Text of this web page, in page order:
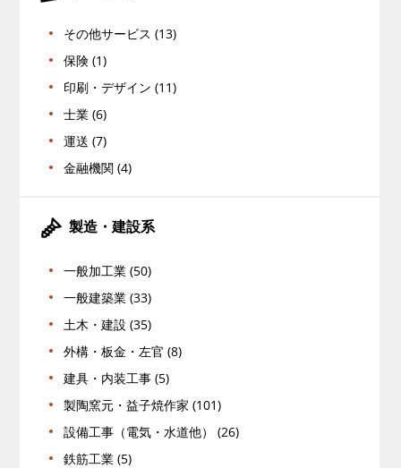
その他サービス (13)
保険 (1)
印刷・デザイン (11)
士業 (6)
運送 (7)
金融機関 (4)
製造・建設系
一般加工業 (50)
一般建築業 (33)
土木・建設 (35)
外構・板金・左官 (8)
建具・内装工事 (5)
製陶窯元・益子焼作家 (101)
設備工事（電気・水道他） (26)
鉄筋工業 (5)